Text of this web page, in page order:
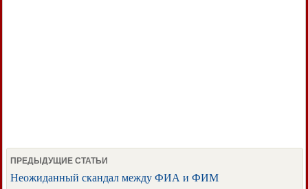
ПРЕДЫДУЩИЕ СТАТЬИ
Неожиданный скандал между ФИА и ФИМ